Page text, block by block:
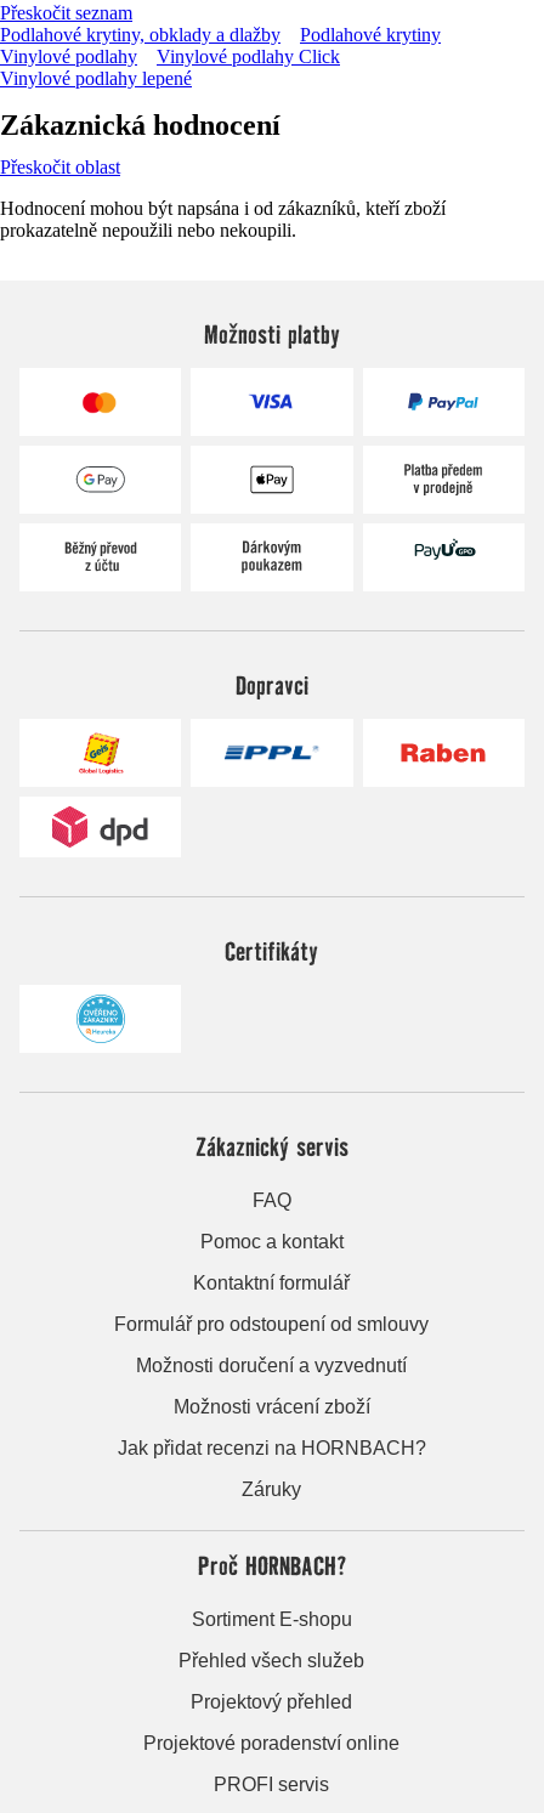
Přeskočit seznam
Podlahové krytiny, obklady a dlažby
Podlahové krytiny
Vinylové podlahy
Vinylové podlahy Click
Vinylové podlahy lepené
Zákaznická hodnocení
Přeskočit oblast
Hodnocení mohou být napsána i od zákazníků, kteří zboží
prokazatelně nepoužili nebo nekoupili.
Možnosti platby
Dopravci
Certifikáty
Zákaznický servis
FAQ
Pomoc a kontakt
Kontaktní formulář
Formulář pro odstoupení od smlouvy
Možnosti doručení a vyzvednutí
Možnosti vrácení zboží
Jak přidat recenzi na HORNBACH?
Záruky
Proč HORNBACH?
Sortiment E-shopu
Přehled všech služeb
Projektový přehled
Projektové poradenství online
PROFI servis